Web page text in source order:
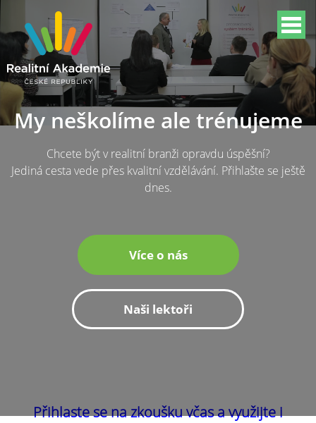
My neškolíme ale trénujeme
Chcete být v realitní branži opravdu úspěšní?
Jediná cesta vede přes kvalitní vzdělávání. Přihlašte se ještě
dnes.
Více o nás
Naši lektoři
Přihlaste se na zkoušku včas a využijte i